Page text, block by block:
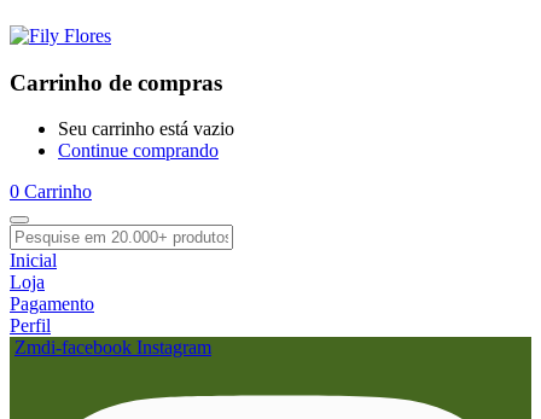
Carrinho de compras
Seu carrinho está vazio
Continue comprando
0 Carrinho
Inicial
Loja
Pagamento
Perfil
Zmdi-facebook Instagram